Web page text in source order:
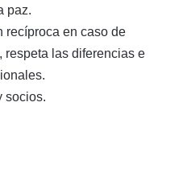
paz.
recíproca en caso de
respeta las diferencias e
socios.